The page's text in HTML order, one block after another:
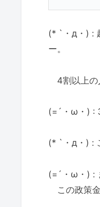
(* `・д・) :
ー。
4割以上の
(=´・ω・) :
(* `・д・) :
(=´・ω・) :
この政策金